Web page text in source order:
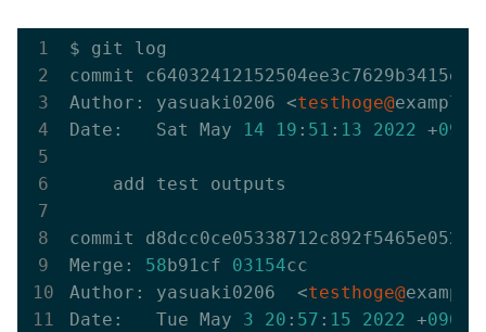
$ git
commit
Author: yasuaki0206 <testhoge@
Date:   Sat May
14 19 : 51 : 13 2022 +0900
    add test outputs
commit
Merge: 58 b91cf 03154cc
Author: yasuaki0206  <testhoge@
Date:   Tue May 3 20 : 57 : 15 2022 +0900